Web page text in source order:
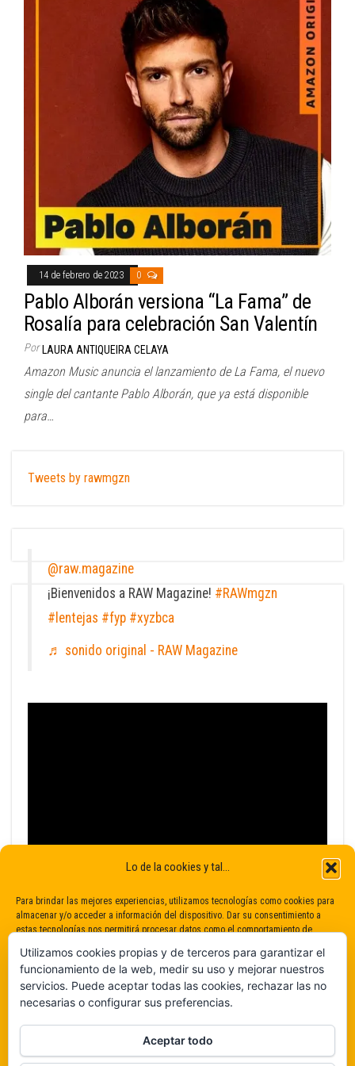
Lo de la cookies y tal...
Para brindar las mejores experiencias, utilizamos tecnologías como cookies para
almacenar y/o acceder a información del dispositivo. Dar su consentimiento a
estas tecnologías nos permitirá procesar datos como el comportamiento de
consentimiento puede afectar negativamente a determinadas características y
funciones.
De ninguna manera
14 de febrero de 2023 0
Pablo Alborán versiona “La Fama” de
Rosalía para celebración San Valentín
Por LAURA ANTIQUEIRA CELAYA
Amazon Music anuncia el lanzamiento de La Fama, el nuevo
single del cantante Pablo Alborán, que ya está disponible
para…
Tweets by rawmgzn
@raw.magazine
¡Bienvenidos a RAW Magazine! #RAWmgzn
#lentejas #fyp #xyzbca
♬ sonido original - RAW Magazine
Utilizamos cookies propias y de terceros para garantizar el
funcionamiento de la web, medir su uso y mejorar nuestros
servicios. Puede aceptar todas las cookies, rechazar las no
necesarias o configurar sus preferencias.
Aceptar todo